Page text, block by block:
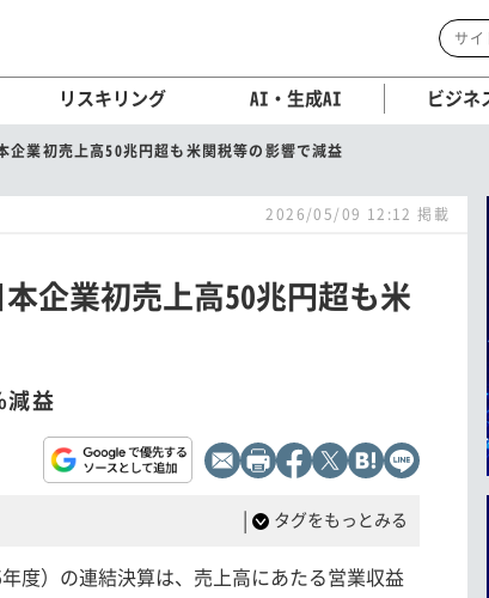
リスキリング AI・生成AI ビジネ
企業初売上高50兆円超も米関税等の影響で減益
2026/05/09 12:12 掲載
企業初売上高50兆円超も米
減益
| タグをもっとみる
度）の連結決算は、売上高にあたる営業収益